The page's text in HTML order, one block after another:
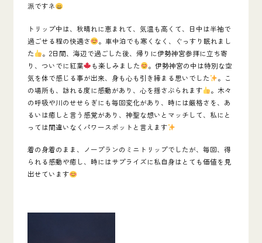
派ですネ
トリップ中は、秋晴れに恵まれて、気温も高くて、日中は半袖で
過ごせる程の快適さ
。車中泊でも寒くなく、ぐっすり眠れまし
た
。2日間、海辺で過ごした後、帰りに伊勢神宮参拝に立ち寄
り、ついでに紅葉
も楽しみました
。伊勢神宮の中は特別な空
気を体で感じる事が出来、身も心も引き締まる思いでした
。こ
の場所も、訪れる度に感動があり、心を揺さぶられます
。木々
の呼吸や川のせせらぎにも毎回変化があり、時には厳格さを、あ
るいは癒しと言う感覚があり、神聖な想いとマッチして、私にと
っては間違いなくパワースポットと言えます
着の身着のまま、ノープランのミニトリップでしたが、毎回、得
られる感動や癒し、時にはサプライズに私自身はとても価値を見
出せています